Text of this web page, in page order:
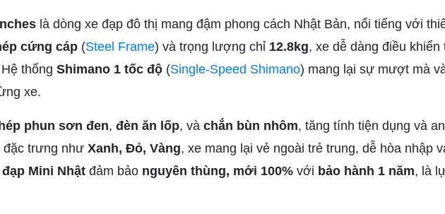
là dòng xe đạp đô thị mang đậm phong cách Nhật Bản, nổi tiếng với
cứng cáp (Steel Frame) và trọng lượng chỉ 12.8kg, xe dễ dàng điều
thống Shimano 1 tốc độ (Single-Speed Shimano) mang lại sự mượt mà
xe.
phun sơn đen, đèn ăn lốp, và chắn bùn nhôm, tăng tính tiện dụng và
đặc trưng như Xanh, Đỏ, Vàng, xe mang lại vẻ ngoài trẻ trung, dễ hòa nhập
Mini Nhật đảm bảo nguyên thùng, mới 100% với bảo hành 1 năm, là